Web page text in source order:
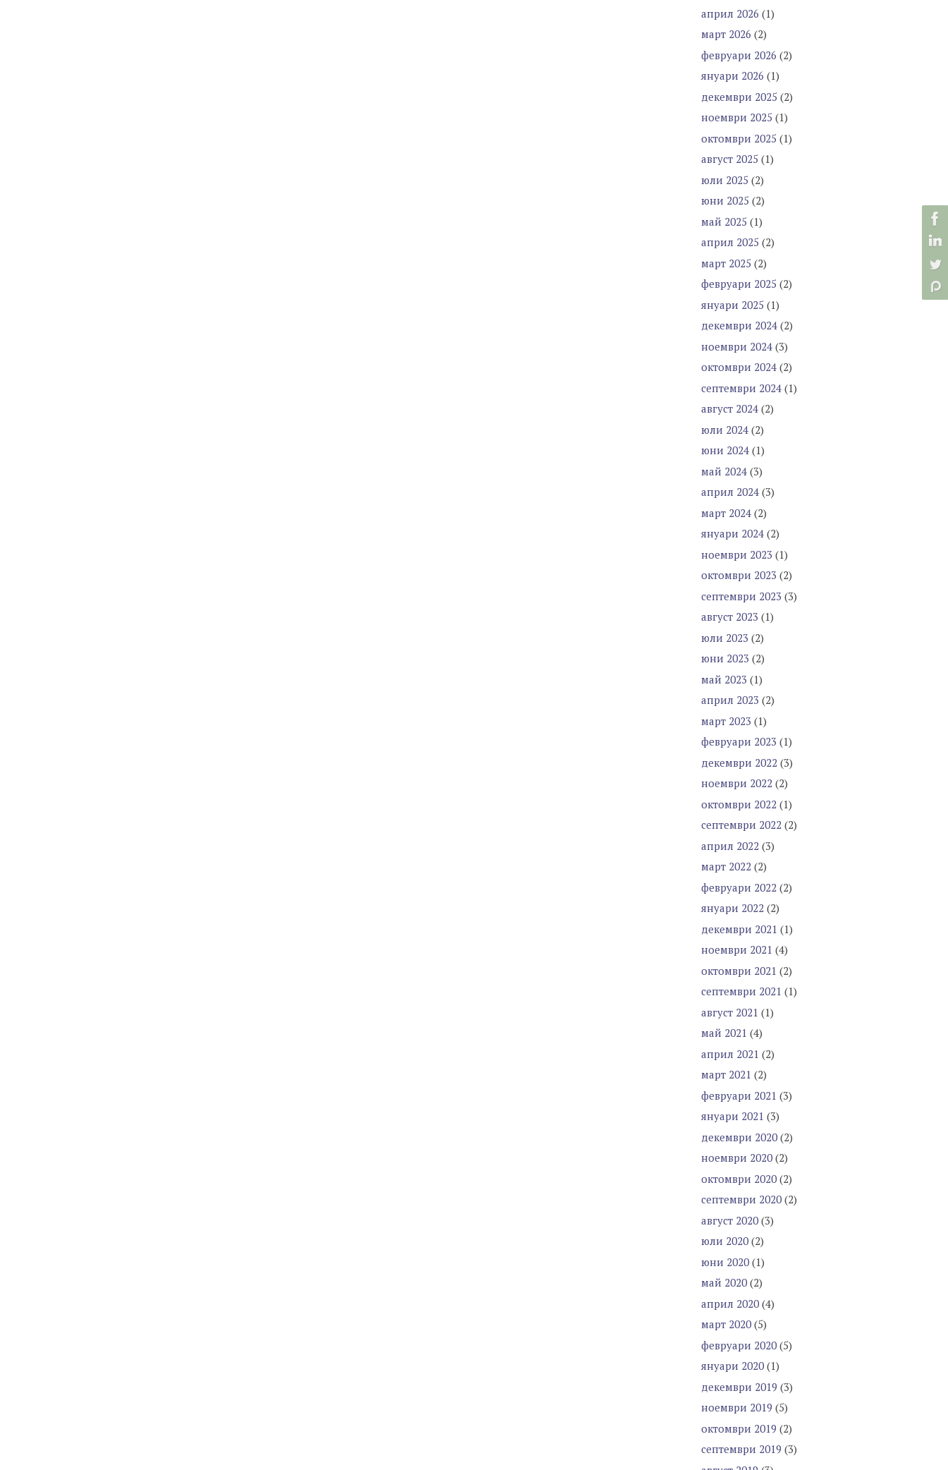
април 2026 (1)
март 2026 (2)
февруари 2026 (2)
януари 2026 (1)
декември 2025 (2)
ноември 2025 (1)
октомври 2025 (1)
август 2025 (1)
юли 2025 (2)
юни 2025 (2)
май 2025 (1)
април 2025 (2)
март 2025 (2)
февруари 2025 (2)
януари 2025 (1)
декември 2024 (2)
ноември 2024 (3)
октомври 2024 (2)
септември 2024 (1)
август 2024 (2)
юли 2024 (2)
юни 2024 (1)
май 2024 (3)
април 2024 (3)
март 2024 (2)
януари 2024 (2)
ноември 2023 (1)
октомври 2023 (2)
септември 2023 (3)
август 2023 (1)
юли 2023 (2)
юни 2023 (2)
май 2023 (1)
април 2023 (2)
март 2023 (1)
февруари 2023 (1)
декември 2022 (3)
ноември 2022 (2)
октомври 2022 (1)
септември 2022 (2)
април 2022 (3)
март 2022 (2)
февруари 2022 (2)
януари 2022 (2)
декември 2021 (1)
ноември 2021 (4)
октомври 2021 (2)
септември 2021 (1)
август 2021 (1)
май 2021 (4)
април 2021 (2)
март 2021 (2)
февруари 2021 (3)
януари 2021 (3)
декември 2020 (2)
ноември 2020 (2)
октомври 2020 (2)
септември 2020 (2)
август 2020 (3)
юли 2020 (2)
юни 2020 (1)
май 2020 (2)
април 2020 (4)
март 2020 (5)
февруари 2020 (5)
януари 2020 (1)
декември 2019 (3)
ноември 2019 (5)
октомври 2019 (2)
септември 2019 (3)